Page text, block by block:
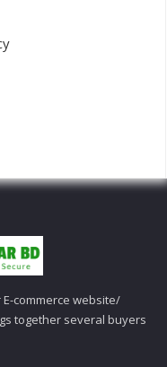
commerce website/
together several buyers